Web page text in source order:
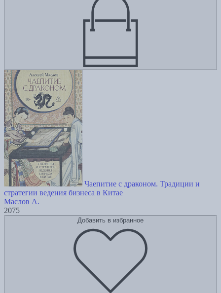
Чаепитие с драконом. Традиции и
стратегии ведения бизнеса в Китае
Маслов А.
2075
Добавить в избранное